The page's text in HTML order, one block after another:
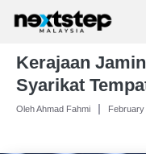
Skip
content
Kerajaan
Syarikat
Oleh Ahmad Fahmi